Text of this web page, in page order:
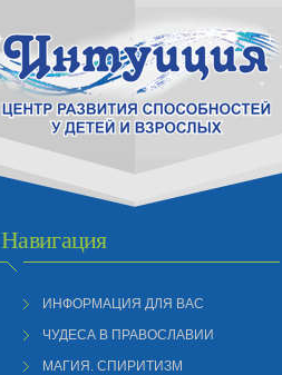
Навигация
ИНФОРМАЦИЯ ДЛЯ ВАС
ЧУДЕСА В ПРАВОСЛАВИИ
МАГИЯ. СПИРИТИЗМ